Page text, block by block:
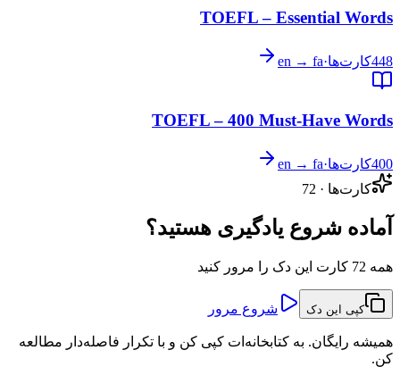
TOEFL – Essential Words
448کارت‌ها·
en → fa
TOEFL – 400 Must-Have Words
400کارت‌ها·
en → fa
کارت‌ها ·
72
آماده شروع یادگیری هستید؟
همه 72 کارت این دک را مرور کنید
کپی این دک شروع مرور
همیشه رایگان. به کتابخانه‌ات کپی کن و با تکرار فاصله‌دار مطالعه
کن.